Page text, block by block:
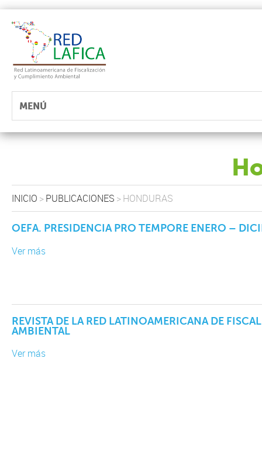
MENÚ
INICIO >PUBLICACIONES >HONDURAS
OEFA. PRESIDENCIA PRO TEMPORE ENERO –
Ver más
REVISTA DE LA RED LATINOAMERICANA DE
AMBIENTAL
Ver más